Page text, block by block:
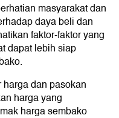
Sembako:
masyarakat dan
daya beli dan
faktor-faktor yang
dapat lebih siap
dan pasokan
harga yang
harga sembako